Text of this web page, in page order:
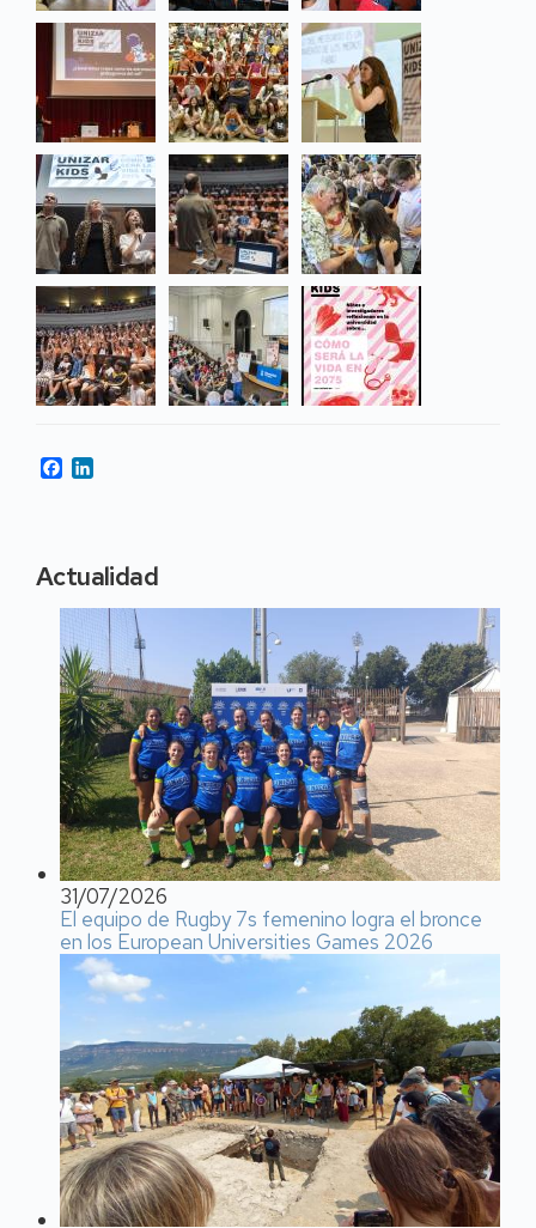
Facebook
Actualidad
31/07/2026
El equipo de Rugby 7s femenino logra el bronce
en los European Universities Games 2026